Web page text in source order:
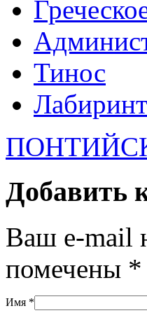
Тинос
Добавить
Ваш e-mail
помечены *
Имя *